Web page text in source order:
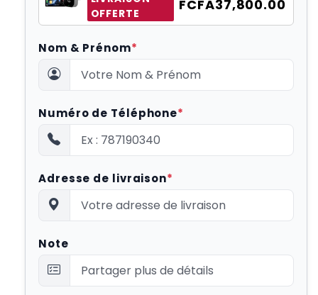
OFFERTE
FCFA37,800.00
Nom & Prénom*
Numéro de Téléphone*
Adresse de livraison*
Note